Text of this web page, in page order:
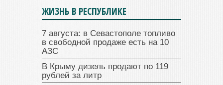
ЖИЗНЬ В РЕСПУБЛИКЕ
7 августа: в Севастополе топливо
в свободной продаже есть на 10
АЗС
В Крыму дизель продают по 119
рублей за литр